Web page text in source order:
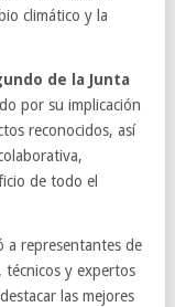
climático y la
de la Junta
por su implicación
reconocidos, así
de todo el
a representantes de
técnicos y expertos
las mejores